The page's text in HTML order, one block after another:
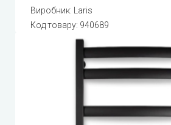
Виробник:
Laris
Код товару: 940689